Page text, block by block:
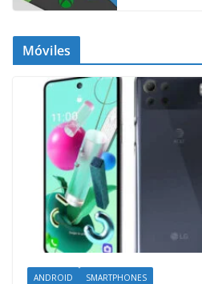
Móviles
ANDROID SMARTPHONES